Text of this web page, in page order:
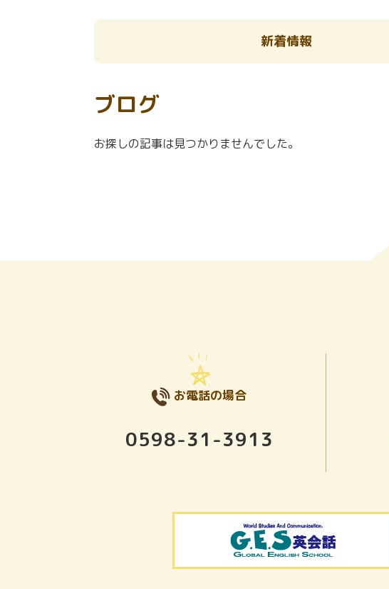
新着情報
ブログ
お探しの記事は見つかりませんでした。
お電話の場合
0598-31-3913